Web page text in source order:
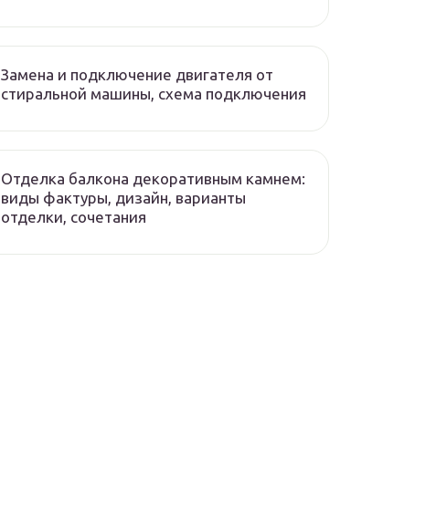
Замена и подключение двигателя от
стиральной машины, схема подключения
Отделка балкона декоративным камнем:
виды фактуры, дизайн, варианты
отделки, сочетания